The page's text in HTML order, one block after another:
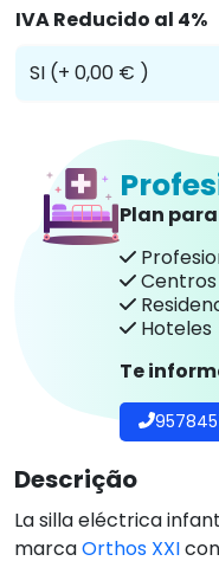
IVA Reducido al 4%
Plan
Hoteles
Te
Descrição
La silla eléctrica
marcaOrthos XXI